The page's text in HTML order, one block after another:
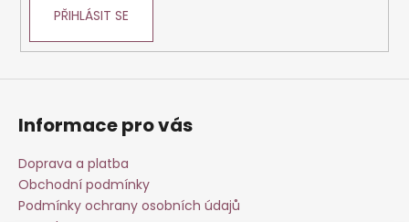
u
PŘIHLÁSIT SE
Informace pro vás
Doprava a platba
Obchodní podmínky
Podmínky ochrany osobních údajů